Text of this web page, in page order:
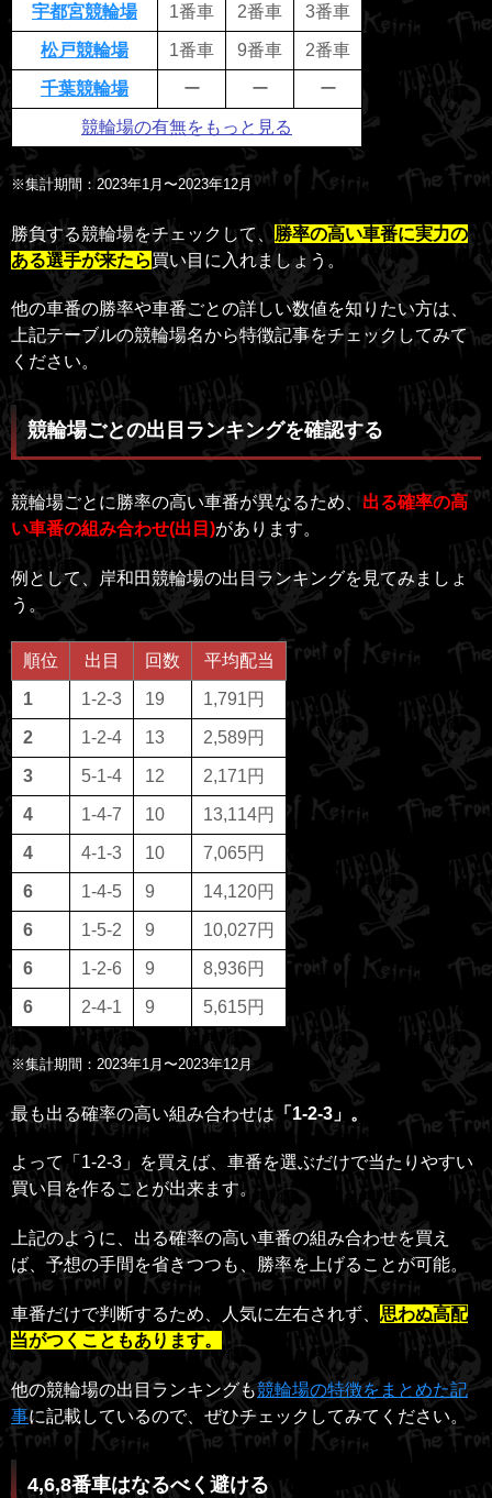
宇都宮競輪場 1番車 2番車 3番車
松戸競輪場 1番車 9番車 2番車
千葉競輪場 ー ー ー
競輪場の有無をもっと見る
※集計期間：2023年1月〜2023年12月
勝負する競輪場をチェックして、 勝率の高い車番に実力の
ある選手が来たら買い目に入れましょう。
他の車番の勝率や車番ごとの詳しい数値を知りたい方は、
上記テーブルの競輪場名から特徴記事をチェックしてみて
ください。
競輪場ごとの出目ランキングを確認する
競輪場ごとに勝率の高い車番が異なるため、 出る確率の高
い車番の組み合わせ(出目)があります。
例として、岸和田競輪場の出目ランキングを見てみましょ
う。
順位 出目 回数 平均配当
1 1-2-3 19 1,791円
2 1-2-4 13 2,589円
3 5-1-4 12 2,171円
4 1-4-7 10 13,114円
4 4-1-3 10 7,065円
6 1-4-5 9 14,120円
6 1-5-2 9 10,027円
6 1-2-6 9 8,936円
6 2-4-1 9 5,615円
※集計期間：2023年1月〜2023年12月
最も出る確率の高い組み合わせは「1-2-3」。
よって「1-2-3」を買えば、車番を選ぶだけで当たりやすい
買い目を作ることが出来ます。
上記のように、出る確率の高い車番の組み合わせを買え
ば、予想の手間を省きつつも、勝率を上げることが可能。
車番だけで判断するため、人気に左右されず、 思わぬ高配
当がつくこともあります。
他の競輪場の出目ランキングも競輪場の特徴をまとめた記
事に記載しているので、ぜひチェックしてみてください。
4,6,8番車はなるべく避ける